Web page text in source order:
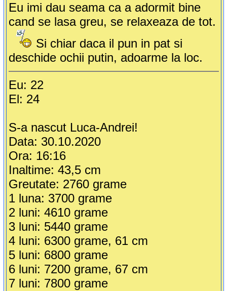
Eu imi dau seama ca a adormit bine
cand se lasa greu, se relaxeaza de tot.
Si chiar daca il pun in pat si
deschide ochii putin, adoarme la loc.
Eu: 22
El: 24
S-a nascut Luca-Andrei!
Data: 30.10.2020
Ora: 16:16
Inaltime: 43,5 cm
Greutate: 2760 grame
1 luna: 3700 grame
2 luni: 4610 grame
3 luni: 5440 grame
4 luni: 6300 grame, 61 cm
5 luni: 6800 grame
6 luni: 7200 grame, 67 cm
7 luni: 7800 grame